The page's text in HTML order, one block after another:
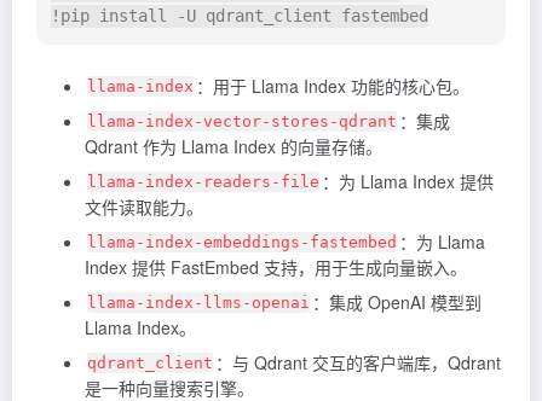
llama-index ：用于 Llama Index 功能的核心包。
llama-index-vector-stores-qdrant ：集成
Qdrant 作为 Llama Index 的向量存储。
llama-index-readers-file ：为 Llama Index 提供
文件读取能力。
llama-index-embeddings-fastembed ：为 Llama
Index 提供 FastEmbed 支持，用于生成向量嵌入。
llama-index-llms-openai ：集成 OpenAI 模型到
Llama Index。
qdrant_client ：与 Qdrant 交互的客户端库，Qdrant
是一种向量搜索引擎。